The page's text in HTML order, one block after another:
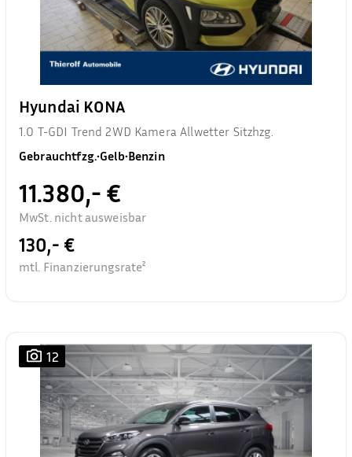
Hyundai KONA
1.0 T-GDI Trend 2WD Kamera Allwetter Sitzhzg.
Gebrauchtfzg.•Gelb•Benzin
11.380,- €
MwSt. nicht ausweisbar
130,- €
mtl. Finanzierungsrate²
12